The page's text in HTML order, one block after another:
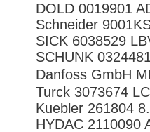
DOLD 0019901
Schneider
SICK 6038529
SCHUNK
Danfoss GmbH
Turck 3073674
Kuebler 261804
HYDAC 2110090